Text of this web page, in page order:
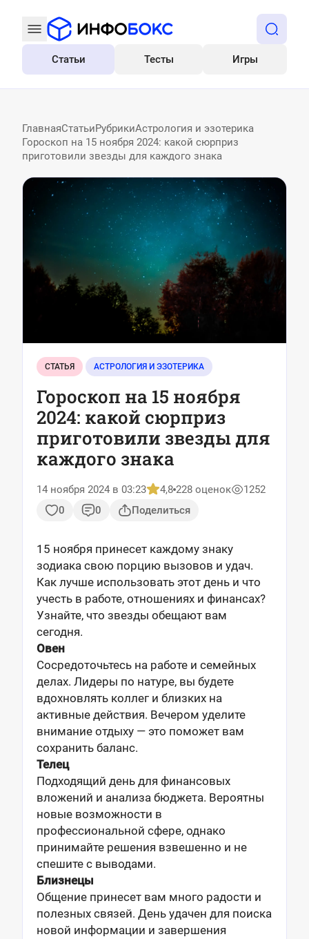
Все
Статьи Тесты Игры
ГлавнаяСтатьиРубрикиАстрология и эзотерика
Гороскоп на 15 ноября 2024: какой сюрприз
приготовили звезды для каждого знака
СТАТЬЯ АСТРОЛОГИЯ И ЭЗОТЕРИКА
Гороскоп на 15 ноября
2024: какой сюрприз
приготовили звезды для
каждого знака
14 ноября 2024 в 03:23 4,8 228 оценок
1252
0
0 Поделиться
15 ноября принесет каждому знаку
зодиака свою порцию вызовов и удач.
Как лучше использовать этот день и что
учесть в работе, отношениях и финансах?
Узнайте, что звезды обещают вам
сегодня.
Овен
Сосредоточьтесь на работе и семейных
делах. Лидеры по натуре, вы будете
вдохновлять коллег и близких на
активные действия. Вечером уделите
внимание отдыху — это поможет вам
сохранить баланс.
Телец
Подходящий день для финансовых
вложений и анализа бюджета. Вероятны
новые возможности в
профессиональной сфере, однако
принимайте решения взвешенно и не
спешите с выводами.
Близнецы
Общение принесет вам много радости и
полезных связей. День удачен для поиска
новой информации и завершения